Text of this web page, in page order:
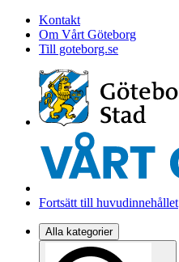
Kontakt
Om Vårt Göteborg
Till goteborg.se
Fortsätt till huvudinnehållet
Alla kategorier